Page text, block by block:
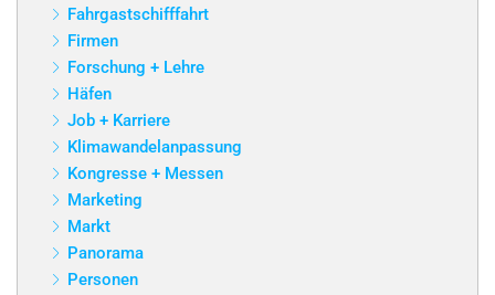
Fahrgastschifffahrt
Firmen
Forschung + Lehre
Häfen
Job + Karriere
Klimawandelanpassung
Kongresse + Messen
Marketing
Markt
Panorama
Personen